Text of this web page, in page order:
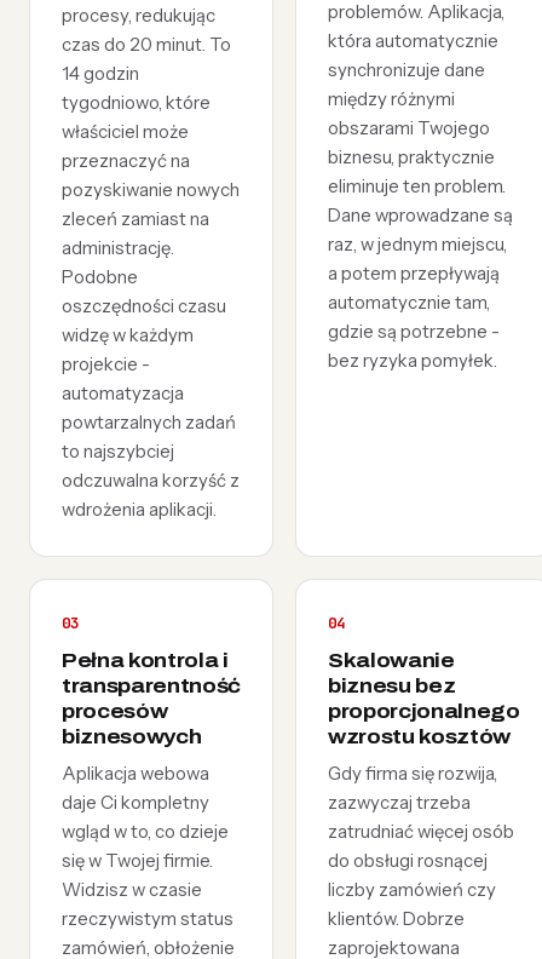
procesy, redukując
czas do 20 minut. To
14 godzin
tygodniowo, które
właściciel może
przeznaczyć na
pozyskiwanie nowych
zleceń zamiast na
administrację.
Podobne
oszczędności czasu
widzę w każdym
projekcie -
automatyzacja
powtarzalnych zadań
to najszybciej
odczuwalna korzyść z
wdrożenia aplikacji.
problemów. Aplikacja,
która automatycznie
synchronizuje dane
między różnymi
obszarami Twojego
biznesu, praktycznie
eliminuje ten problem.
Dane wprowadzane są
raz, w jednym miejscu,
a potem przepływają
automatycznie tam,
gdzie są potrzebne -
bez ryzyka pomyłek.
03
Pełna kontrola i
transparentność
procesów
biznesowych
Aplikacja webowa
daje Ci kompletny
wgląd w to, co dzieje
się w Twojej firmie.
Widzisz w czasie
rzeczywistym status
zamówień, obłożenie
04
Skalowanie
biznesu bez
proporcjonalnego
wzrostu kosztów
Gdy firma się rozwija,
zazwyczaj trzeba
zatrudniać więcej osób
do obsługi rosnącej
liczby zamówień czy
klientów. Dobrze
zaprojektowana